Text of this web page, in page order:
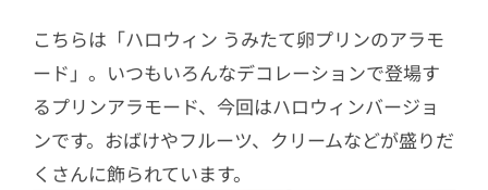
こちらは「ハロウィン うみたて卵プリンのアラモ
ード」。いつもいろんなデコレーションで登場す
るプリンアラモード、今回はハロウィンバージョ
ンです。おばけやフルーツ、クリームなどが盛りだ
くさんに飾られています。